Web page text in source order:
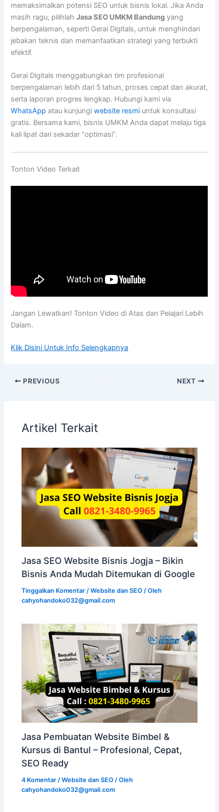
memaksimalkan potensi SEO untuk bisnis lokal. Jika Anda
masih ragu, pilihlahJasa SEO UMKM Bandung yang
berpengalaman, seperti Gerai Digitals, untuk menghindari
jebakan teknis dan memanfaatkan strategi yang terbukti
efektif.
Gerai Digitals menggabungkan tim profesional
berpengalaman lebih dari 5 tahun, proses cepat dan akurat,
serta laporan progres lengkap. Hubungi kami via
WhatsApp atau kunjungiwebsite resmi untuk konsultasi
gratis. Bersama kami, bisnis UMKM Anda dapat melaju tiga
kali lipat dari sekadar “optimasi”.
Tonton Video Terkait
Jangan Lewatkan! Tonton Video di Atas dan Pelajari Lebih
Dalam.
Klik Disini Untuk Info Selengkapnya
PREVIOUS NEXT
Artikel Terkait
Jasa SEO Website Bisnis Jogja – Bikin
Bisnis Anda Mudah Ditemukan di Google
Tinggalkan Komentar /Website dan SEO / Oleh
cahyohandoko032@gmail.com
Jasa Pembuatan Website Bimbel &
Kursus di Bantul – Profesional, Cepat,
SEO Ready
4 Komentar /Website dan SEO / Oleh
cahyohandoko032@gmail.com